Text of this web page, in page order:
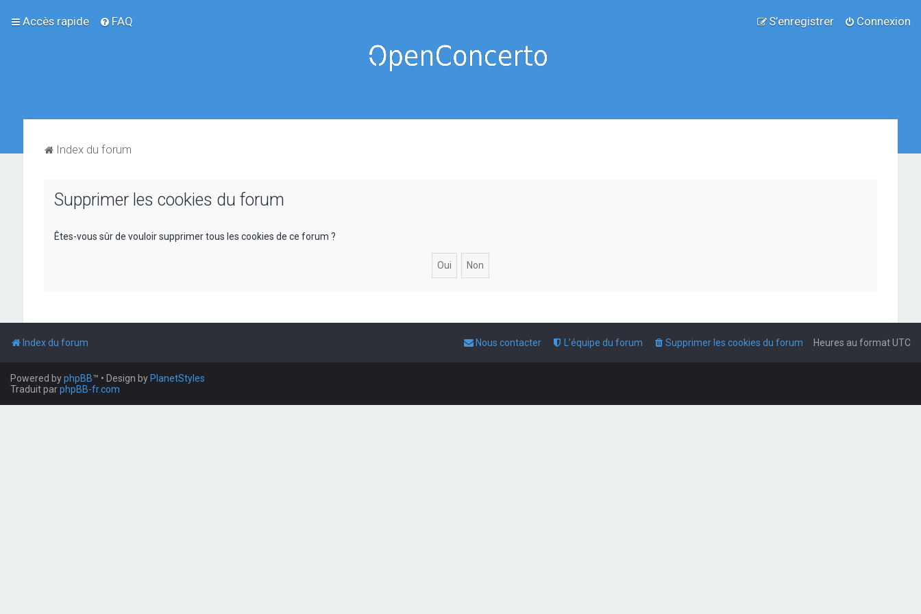
Accès rapide FAQ Connexion
S’enregistrer
Index du forum
Supprimer les cookies du forum
Êtes-vous sûr de vouloir supprimer tous les cookies de ce forum ?
Index du forum Heures au formatUTC
Supprimer les cookies du forum
L’équipe du forum
Nous contacter
Powered byphpBB™ • Design by PlanetStyles
Traduit parphpBB-fr.com